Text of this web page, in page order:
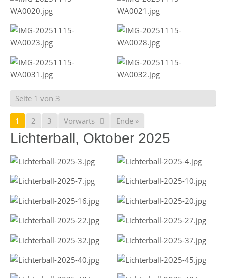
Seite 1 von 3
1 2 3 Vorwärts Ende »
Lichterball, Oktober 2025